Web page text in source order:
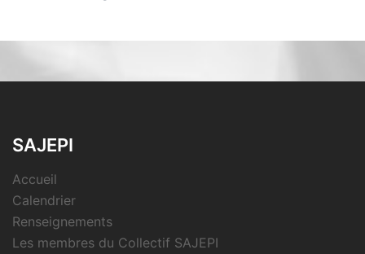
SAJEPI
Accueil
Calendrier
Renseignements
Les membres du Collectif SAJEPI